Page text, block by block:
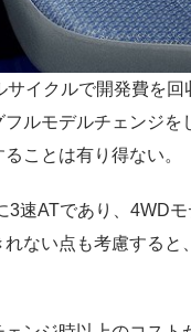
イクルで開発費を回
ルモデルチェンジを
ことは有り得ない。
3速ATであり、4WD
ない点も考慮すると